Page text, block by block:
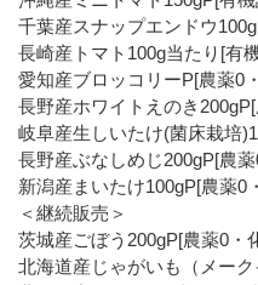
千葉産スナップエンドウ
長崎産トマト100g当たり[有
愛知産ブロッコリーP[農薬0
長野産ホワイトえのき
岐阜産生しいたけ(菌床栽培
長野産ぶなしめじ200gP[農
新潟産まいたけ100gP[農薬0
＜継続販売＞
茨城産ごぼう200gP[農薬0・
北海道産じゃがいも（メー